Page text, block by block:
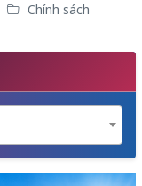
Chính sách